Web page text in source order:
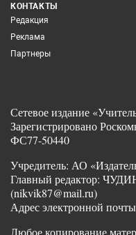
КОНТАКТЫ
Редакция
Реклама
Партнеры
Сетевое издание
Зарегистрировано
ФС77-50440
Учредитель: АО
Главный редактор:
(nikvik87@mail.ru)
Адрес электронной
Любое копирование